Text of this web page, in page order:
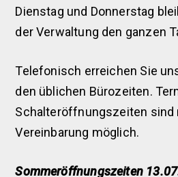
Dienstag und Donnerstag
der Verwaltung den ganzen
Telefonisch erreichen Sie
den üblichen Bürozeiten.
Schalteröffnungszeiten sind
Vereinbarung möglich.
Sommeröffnungszeiten